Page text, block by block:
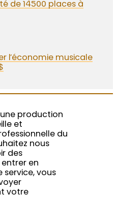
de 14500 places à
l’économie musicale
production
et
du
nous
des
en
vous
votre